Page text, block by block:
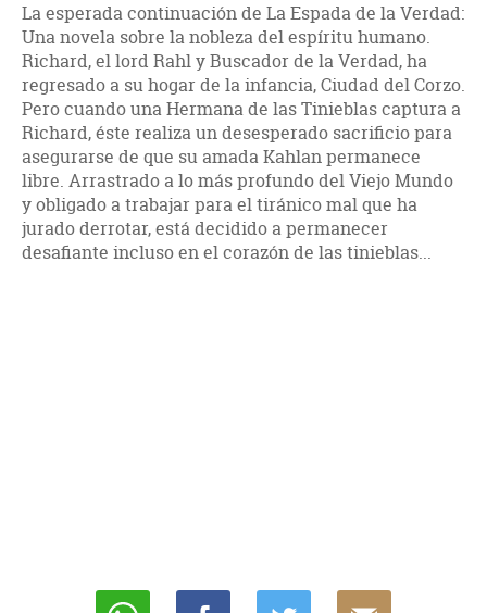
La esperada continuación de La Espada de la Verdad:
Una novela sobre la nobleza del espíritu humano.
Richard, el lord Rahl y Buscador de la Verdad, ha
regresado a su hogar de la infancia, Ciudad del Corzo.
Pero cuando una Hermana de las Tinieblas captura a
Richard, éste realiza un desesperado sacrificio para
asegurarse de que su amada Kahlan permanece
libre. Arrastrado a lo más profundo del Viejo Mundo
y obligado a trabajar para el tiránico mal que ha
jurado derrotar, está decidido a permanecer
desafiante incluso en el corazón de las tinieblas...